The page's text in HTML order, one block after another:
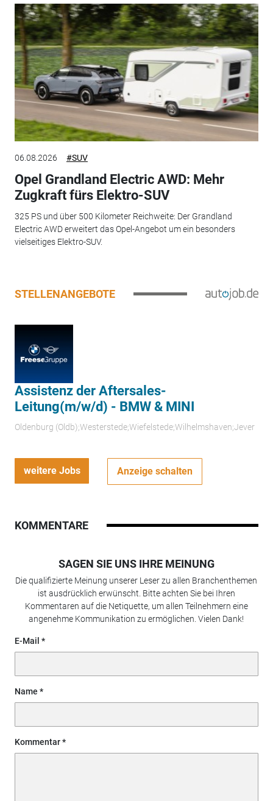
06.08.2026 #SUV
Opel Grandland Electric AWD: Mehr
Zugkraft fürs Elektro-SUV
325 PS und über 500 Kilometer Reichweite: Der Grandland
Electric AWD erweitert das Opel-Angebot um ein besonders
vielseitiges Elektro-SUV.
STELLENANGEBOTE
Assistenz der Aftersales-
Leitung(m/w/d) - BMW & MINI
Oldenburg (Oldb);Westerstede;Wiefelstede;Wilhelmshaven;Jever
weitere Jobs Anzeige schalten
KOMMENTARE
SAGEN SIE UNS IHRE MEINUNG
Die qualifizierte Meinung unserer Leser zu allen Branchenthemen
ist ausdrücklich erwünscht. Bitte achten Sie bei Ihren
Kommentaren auf die Netiquette, um allen Teilnehmern eine
angenehme Kommunikation zu ermöglichen. Vielen Dank!
E-Mail
Name
Kommentar